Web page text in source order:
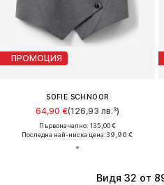
Видя 32 от
ПРОМОЦИЯ
SOFIE SCHNOOR
64,90 €(126,93 лв.³)
Първоначално: 135,00 €
Последна най-ниска цена:39,96 €